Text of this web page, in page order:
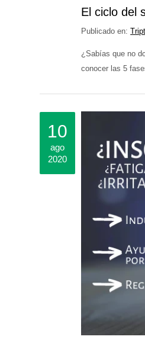
El ciclo del
Publicado en:
¿Sabías que no
conocer las 5
10
ago
2020